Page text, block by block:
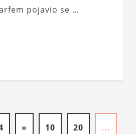
pojavio se …
» 10 20 ...